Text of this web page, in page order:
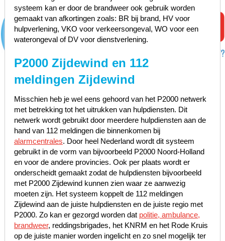
systeem kan er door de brandweer ook gebruik worden
gemaakt van afkortingen zoals: BR bij brand, HV voor
hulpverlening, VKO voor verkeersongeval, WO voor een
waterongeval of DV voor dienstverlening.
P2000 Zijdewind en 112
meldingen Zijdewind
Misschien heb je wel eens gehoord van het P2000 netwerk
met betrekking tot het uitrukken van hulpdiensten. Dit
netwerk wordt gebruikt door meerdere hulpdiensten aan de
hand van 112 meldingen die binnenkomen bij
alarmcentrales. Door heel Nederland wordt dit systeem
gebruikt in de vorm van bijvoorbeeld P2000 Noord-Holland
en voor de andere provincies. Ook per plaats wordt er
onderscheidt gemaakt zodat de hulpdiensten bijvoorbeeld
met P2000 Zijdewind kunnen zien waar ze aanwezig
moeten zijn. Het systeem koppelt de 112 meldingen
Zijdewind aan de juiste hulpdiensten en de juiste regio met
P2000. Zo kan er gezorgd worden dat politie, ambulance,
brandweer, reddingsbrigades, het KNRM en het Rode Kruis
op de juiste manier worden ingelicht en zo snel mogelijk ter